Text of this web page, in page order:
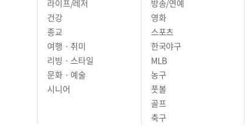
라이프/레저
건강
종교
여행 · 취미
리빙 · 스타일
문화 · 예술
시니어
방송/연예
영화
스포츠
한국야구
MLB
농구
풋볼
골프
축구